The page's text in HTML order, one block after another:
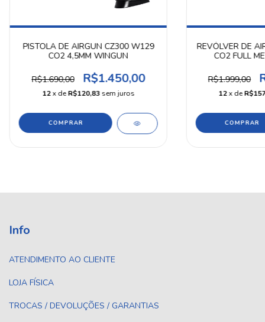
PISTOLA DE AIRGUN CZ300 W129
CO2 4,5MM WINGUN
R$1.690,00 R$1.450,00
12x deR$120,83 sem juros
REVÓLVER DE
CO2 FULL
R$1.999,00
12x de
Info
ATENDIMENTO AO CLIENTE
LOJA FÍSICA
TROCAS / DEVOLUÇÕES / GARANTIAS